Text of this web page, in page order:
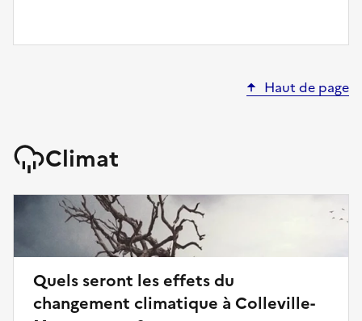
Haut de page
Climat
Quels seront les effets du
changement climatique à Colleville-